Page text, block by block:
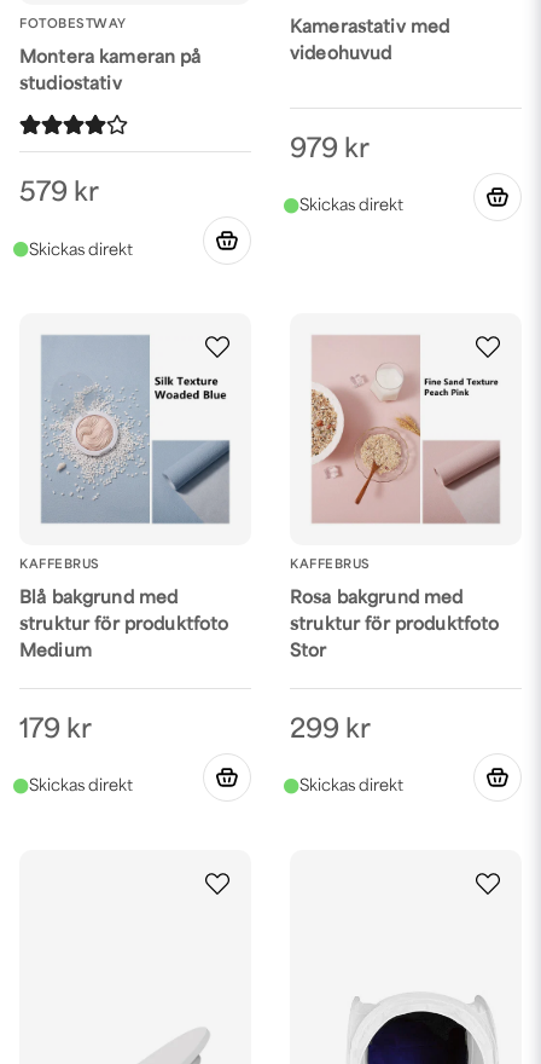
FOTOBESTWAY
Montera kameran på
studiostativ
579 kr
Kamerastativ med
videohuvud
979 kr
KAFFEBRUS
Blå bakgrund med
struktur för produktfoto
Medium
179 kr
KAFFEBRUS
Rosa bakgrund med
struktur för produktfoto
Stor
299 kr